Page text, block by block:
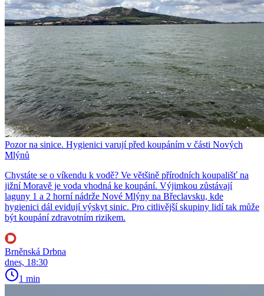
Pozor na sinice. Hygienici varují před koupáním v části Nových
Mlýnů
Chystáte se o víkendu k vodě? Ve většině přírodních koupališť na
jižní Moravě je voda vhodná ke koupání. Výjimkou zůstávají
laguny 1 a 2 horní nádrže Nové Mlýny na Břeclavsku, kde
hygienici dál evidují výskyt sinic. Pro citlivější skupiny lidí tak může
být koupání zdravotním rizikem.
Brněnská Drbna
dnes, 18:30
1 min